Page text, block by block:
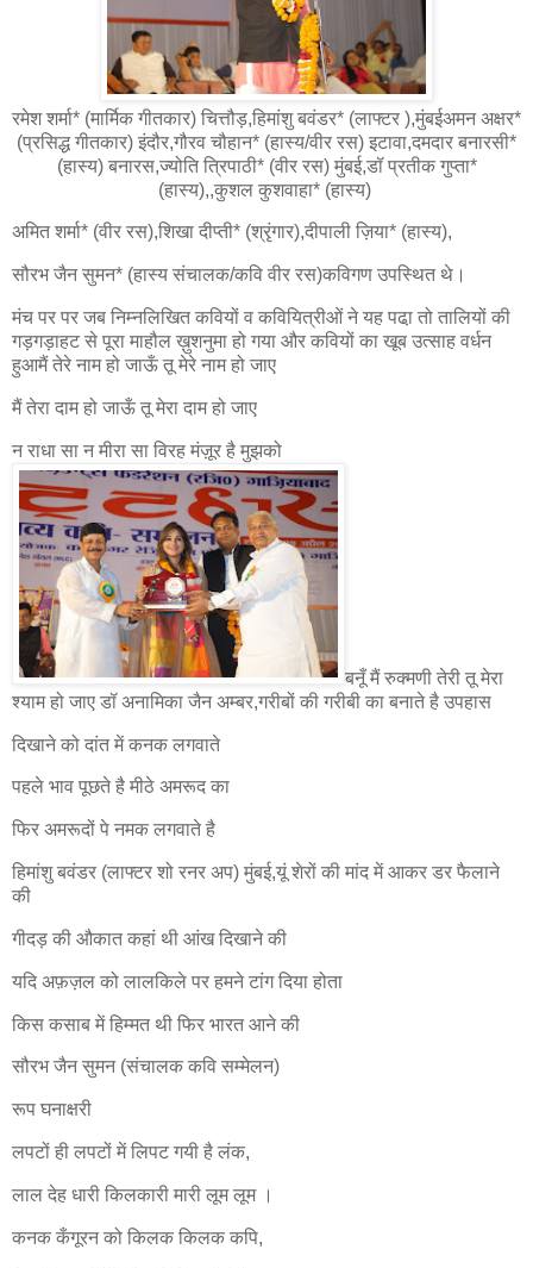
रमेश शर्मा* (मार्मिक गीतकार) चित्तौड़,हिमांशु बवंडर* (लाफ्टर ),मुंबईअमन अक्षर*
(प्रसिद्ध गीतकार) इंदौर,गौरव चौहान* (हास्य/वीर रस) इटावा,दमदार बनारसी*
(हास्य) बनारस,ज्योति त्रिपाठी* (वीर रस) मुंबई,डॉ प्रतीक गुप्ता*
(हास्य),,कुशल कुशवाहा* (हास्य)
अमित शर्मा* (वीर रस),शिखा दीप्ती* (श्रृंगार),दीपाली ज़िया* (हास्य),
सौरभ जैन सुमन* (हास्य संचालक/कवि वीर रस)कविगण उपस्थित थे।
मंच पर पर जब निम्नलिखित कवियों व कवियित्रीओं ने यह पढा़ तो तालियों की
गड़गड़ाहट से पूरा माहौल ख़ुशनुमा हो गया और कवियों का खूब उत्साह वर्धन
हुआमैं तेरे नाम हो जाऊँ तू मेरे नाम हो जाए
मैं तेरा दाम हो जाऊँ तू मेरा दाम हो जाए
न राधा सा न मीरा सा विरह मंज़ूर है मुझको
बनूँ मैं रुक्मणी तेरी तू मेरा
श्याम हो जाए डॉ अनामिका जैन अम्बर,गरीबों की गरीबी का बनाते है उपहास
दिखाने को दांत में कनक लगवाते
पहले भाव पूछते है मीठे अमरूद का
फिर अमरूदों पे नमक लगवाते है
हिमांशु बवंडर (लाफ्टर शो रनर अप) मुंबई,यूं शेरों की मांद में आकर डर फैलाने
की
गीदड़ की औकात कहां थी आंख दिखाने की
यदि अफ़ज़ल को लालकिले पर हमने टांग दिया होता
किस कसाब में हिम्मत थी फिर भारत आने की
सौरभ जैन सुमन (संचालक कवि सम्मेलन)
रूप घनाक्षरी
लपटों ही लपटों में लिपट गयी है लंक,
लाल देह धारी किलकारी मारी लूम लूम ।
कनक कँगूरन को किलक किलक कपि,